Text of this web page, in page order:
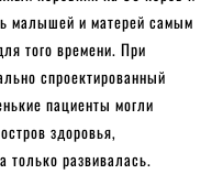
малышей и матерей самым
того времени. При
спроектированный
пациенты могли
здоровья,
только развивалась.